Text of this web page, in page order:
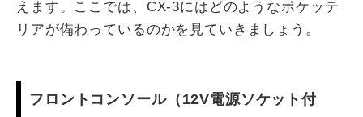
えます。ここでは、CX-3にはどのようなポケッテ
リアが備わっているのかを見ていきましょう。
フロントコンソール（12V電源ソケット付